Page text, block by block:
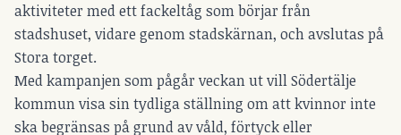
aktiviteter med ett fackeltåg som börjar från
stadshuset, vidare genom stadskärnan, och avslutas på
Stora torget.
Med kampanjen som pågår veckan ut vill Södertälje
kommun visa sin tydliga ställning om att kvinnor inte
ska begränsas på grund av våld, förtyck eller